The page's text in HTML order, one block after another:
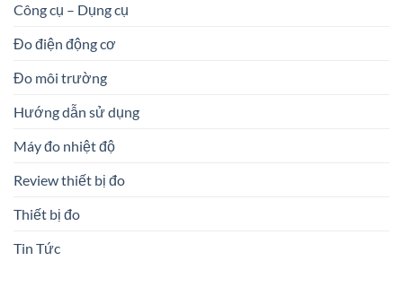
Công cụ – Dụng cụ
Đo điện động cơ
Đo môi trường
Hướng dẫn sử dụng
Máy đo nhiệt độ
Review thiết bị đo
Thiết bị đo
Tin Tức